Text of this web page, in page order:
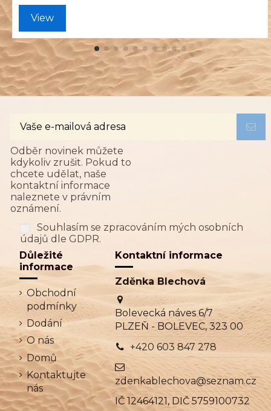
View
Odběr novinek můžete
kdykoliv zrušit. Pokud to
chcete udělat, naše
kontaktní informace
naleznete v právním
oznámení.
Souhlasím se zpracováním mých osobních
údajů dle GDPR.
Důležité
informace
Obchodní
podmínky
Dodání
O nás
Domů
Kontaktujte
nás
Kontaktní informace
Zděnka Blechová
Bolevecká náves 6/7
PLZEŇ - BOLEVEC, 323 00
+420 603 847 278
zdenkablechova@seznam.cz
IČ 12464121, DIČ 5759100732